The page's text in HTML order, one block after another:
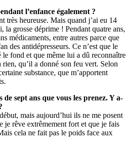
l’enfance également ?
très heureuse. Mais quand j’ai eu 14
la grosse déprime ! Pendant quatre ans,
médicaments, entre autres parce que
des antidépresseurs. Ce n’est que le
fond et que même lui a dû reconnaître
rien, qu’il a donné son feu vert. Selon
substance, que m’apportent
sept ans que vous les prenez. Y a-
mais aujourd’hui ils ne me posent
je rêve extrêmement fort et que je fais
cela ne fait pas le poids face aux